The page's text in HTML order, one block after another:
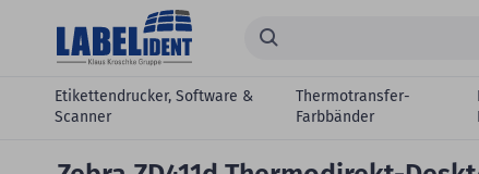
Zum Hauptinhalt springen
Suchen...
Etikettendrucker, Software &
Scanner
Thermotransfer-
Farbbänder